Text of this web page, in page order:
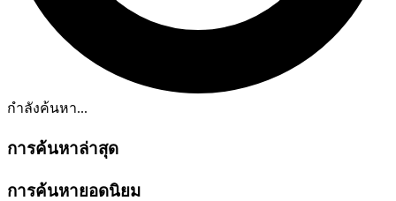
กำลังค้นหา...
การค้นหาล่าสุด
การค้นหายอดนิยม